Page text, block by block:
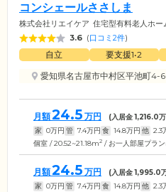
コンシェールささしま
株式会社リエイケア 住宅型有料老人ホー
3.6 (口コミ2件)
自立 要支援1•2
愛知県名古屋市中村区平池町4-
月額24.5 万円 (入居金1,216.0
家 0万円 管 7.4万円 食 14.8万円 他 2.3
個室 / 20.52~21.18m2 / お一人部屋プラ
月額24.5 万円 (入居金1,995.0
家 0万円 管 7.4万円 食 14.8万円 他 2.3